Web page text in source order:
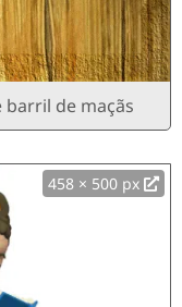
de maçãs
458 × 500 px